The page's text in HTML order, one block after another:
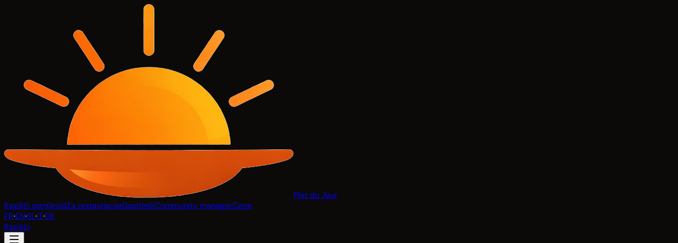
Plat du Jour
Razišči zemljevidZa restavracijeGostiteljiCommunity managerCene
FR·EN·SL·IT·DE
Razišči